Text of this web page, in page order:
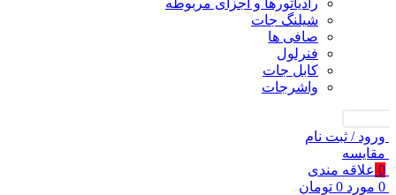
رادیاتورها و اجزای مربوطه
شیلنگ جات
صافی ها
فنرلول
کابل جات
واشرجات
ورود / ثبت نام
مقايسه
0 علاقه مندی
0 مورد 0 تومان